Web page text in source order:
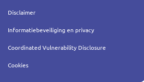
Service
Disclaimer
Informatiebeveiliging en privacy
Coordinated Vulnerability Disclosure
Cookies